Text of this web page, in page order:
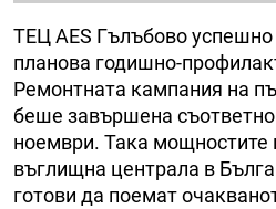
ТЕЦ AES Гълъбово
планова годишно-
Ремонтната кампания на
беше завършена
ноември. Така мощностите
въглищна централа в
готови да поемат